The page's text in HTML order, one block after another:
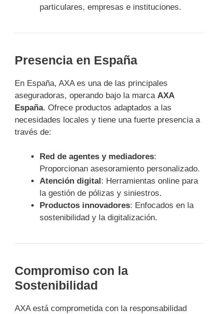
particulares, empresas e instituciones.
Presencia en España
En España, AXA es una de las principales
aseguradoras, operando bajo la marca AXA
España. Ofrece productos adaptados a las
necesidades locales y tiene una fuerte presencia a
través de:
Red de agentes y mediadores:
Proporcionan asesoramiento personalizado.
Atención digital: Herramientas online para
la gestión de pólizas y siniestros.
Productos innovadores: Enfocados en la
sostenibilidad y la digitalización.
Compromiso con la
Sostenibilidad
AXA está comprometida con la responsabilidad